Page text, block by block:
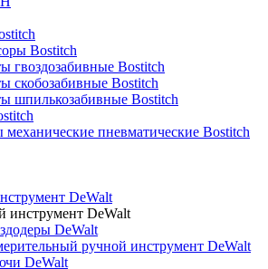
Bostitch
гвоздозабивные Bostitch
скобозабивные Bostitch
шпилькозабивные Bostitch
механические пневматические Bostitch
DeWalt
инструмент DeWalt
DeWalt
ручной инструмент DeWalt
DeWalt